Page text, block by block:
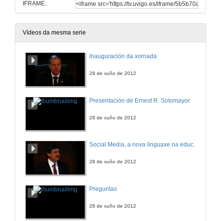
IFRAME:
Vídeos da mesma serie
Inauguración da xornada
28 de xuño de 2012
Presentación de Ernest R. Sotomayor
28 de xuño de 2012
Social Media, a nova linguaxe na educación
28 de xuño de 2012
Preguntas
28 de xuño de 2012